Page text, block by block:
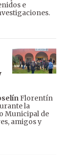
e
Florentín
la
Municipal de
amigos y